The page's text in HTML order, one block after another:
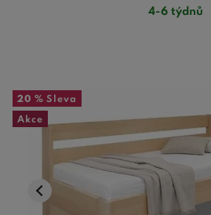
4-6 týdnů
20 % Sleva
Akce